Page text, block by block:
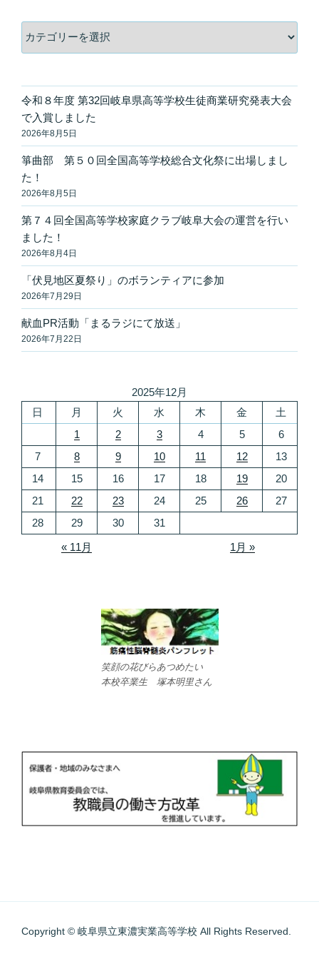
ー
令和８年度 第32回岐阜県高等学校生徒商業研究発表大会
で入賞しました
2026年8月5日
箏曲部 第５０回全国高等学校総合文化祭に出場しまし
た！
2026年8月5日
第７４回全国高等学校家庭クラブ岐阜大会の運営を行い
ました！
2026年8月4日
「伏見地区夏祭り」のボランティアに参加
2026年7月29日
献血PR活動「まるラジにて放送」
2026年7月22日
2025年12月
日
月 火 水 木 金
土
1
2 3 4 5
6
7
8 9 10 11 12
13
14
15 16 17 18 19
20
21
22 23 24 25 26
27
28
29 30
31
« 11月
1月 »
笑顔の花びらあつめたい
本校卒業生 塚本明里さん
Copyright © 岐阜県立東濃実業高等学校 All Rights Reserved.